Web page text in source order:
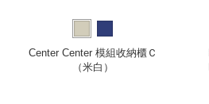
Center Center 模組收納櫃Ｃ
（米白）